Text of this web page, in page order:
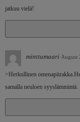
jatkuu vielä!
minttumaari August
>Herkullinen
samalla neuloen syyslämmintä.